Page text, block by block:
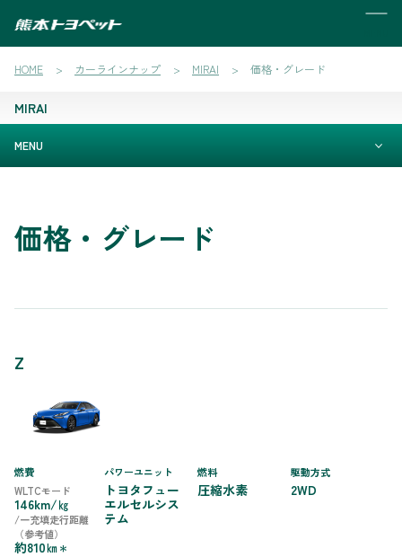
HOME カーラインナップ MIRAI 価格・グレード
MIRAI
MENU
価格・グレード
Z
燃費
WLTCモード
146km/㎏
/一充填走行距離
（参考値）
約810㎞＊
パワーユニット
トヨタフュー
エルセルシス
テム
燃料
圧縮水素
駆動方式
2WD